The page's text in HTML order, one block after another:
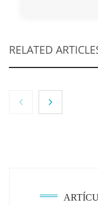
RELATED
NOVA:
espacios de